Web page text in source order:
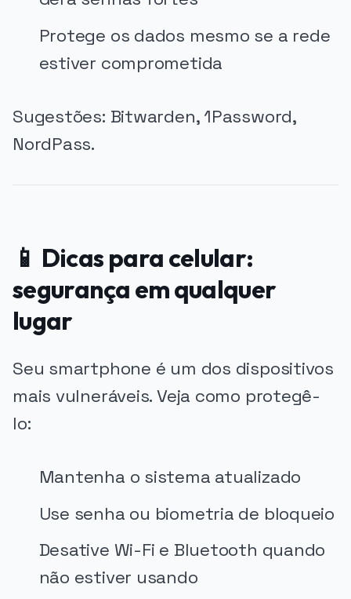
Protege os dados mesmo se a rede
estiver comprometida
Sugestões: Bitwarden, 1Password,
NordPass.
📱 Dicas para celular:
segurança em qualquer
lugar
Seu smartphone é um dos dispositivos
mais vulneráveis. Veja como protegê-
lo:
Mantenha o sistema atualizado
Use senha ou biometria de bloqueio
Desative Wi-Fi e Bluetooth quando
não estiver usando